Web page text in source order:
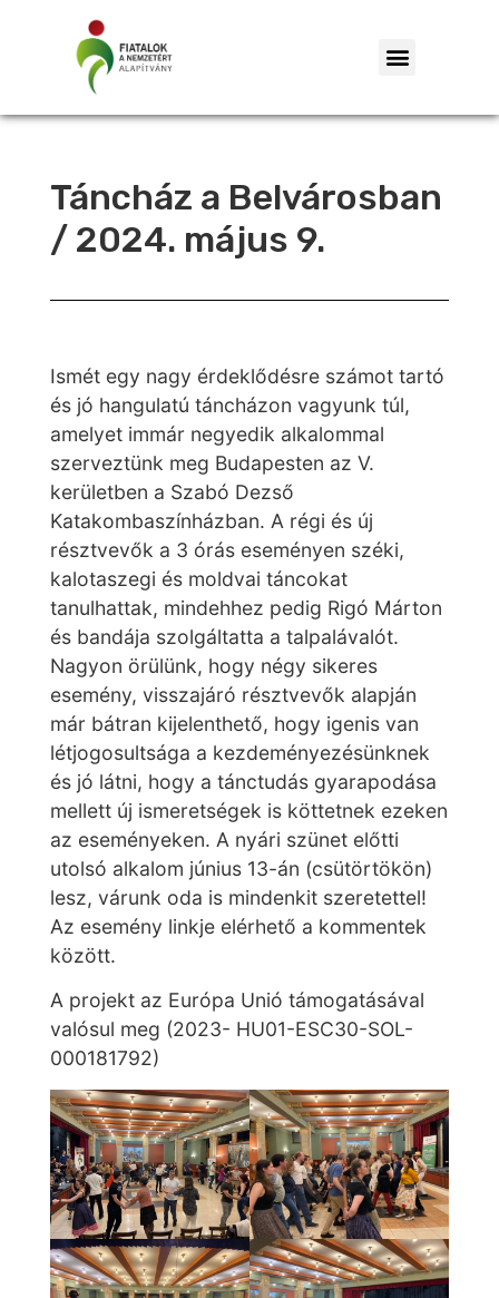
Táncház a Belvárosban
/ 2024. május 9.
Ismét egy nagy érdeklődésre számot tartó
és jó hangulatú táncházon vagyunk túl,
amelyet immár negyedik alkalommal
szerveztünk meg Budapesten az V.
kerületben a Szabó Dezső
Katakombaszínházban. A régi és új
résztvevők a 3 órás eseményen széki,
kalotaszegi és moldvai táncokat
tanulhattak, mindehhez pedig Rigó Márton
és bandája szolgáltatta a talpalávalót.
Nagyon örülünk, hogy négy sikeres
esemény, visszajáró résztvevők alapján
már bátran kijelenthető, hogy igenis van
létjogosultsága a kezdeményezésünknek
és jó látni, hogy a tánctudás gyarapodása
mellett új ismeretségek is köttetnek ezeken
az eseményeken. A nyári szünet előtti
utolsó alkalom június 13-án (csütörtökön)
lesz, várunk oda is mindenkit szeretettel!
Az esemény linkje elérhető a kommentek
között.
A projekt az Európa Unió támogatásával
valósul meg (2023- HU01-ESC30-SOL-
000181792)